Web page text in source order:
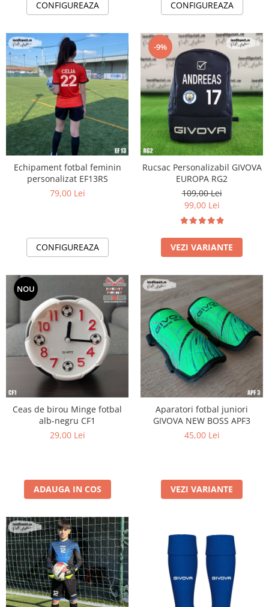
CONFIGUREAZA CONFIGUREAZA
Echipament fotbal feminin
personalizat EF13RS
79,00 Lei
CONFIGUREAZA
-9%
Rucsac Personalizabil GIVOVA
EUROPA RG2
109,00 Lei
99,00 Lei
VEZI VARIANTE
NOU
Ceas de birou Minge fotbal
alb-negru CF1
29,00 Lei
ADAUGA IN COS
Aparatori fotbal juniori
GIVOVA NEW BOSS APF3
45,00 Lei
VEZI VARIANTE